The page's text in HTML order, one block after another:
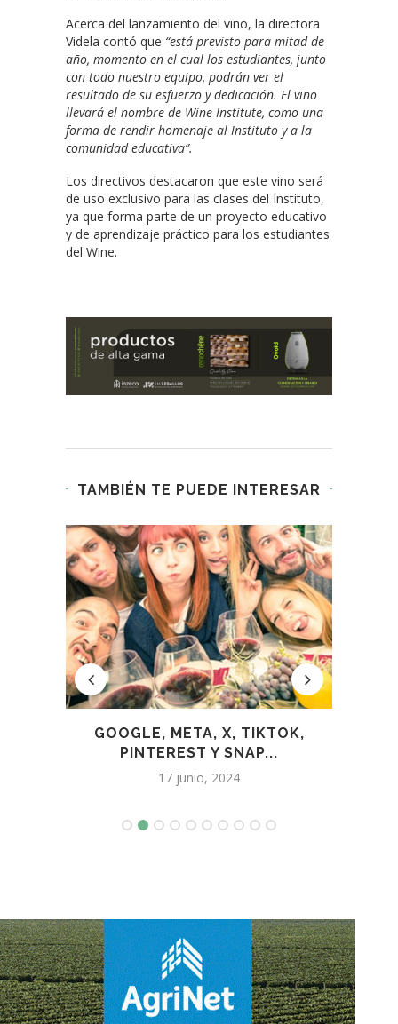
Acerca del lanzamiento del vino, la directora
Videla contó que “está previsto para mitad de
año, momento en el cual los estudiantes, junto
con todo nuestro equipo, podrán ver el
resultado de su esfuerzo y dedicación. El vino
llevará el nombre de Wine Institute, como una
forma de rendir homenaje al Instituto y a la
comunidad educativa”.
Los directivos destacaron que este vino será
de uso exclusivo para las clases del Instituto,
ya que forma parte de un proyecto educativo
y de aprendizaje práctico para los estudiantes
del Wine.
TAMBIÉN TE PUEDE INTERESAR
GOOGLE, META, X, TIKTOK,
PINTEREST Y SNAP...
17 junio, 2024